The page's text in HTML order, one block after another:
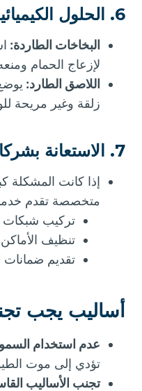
6. الحلول الكيميائية:-
البخاخات الطاردة:
لإزعاج الحمام
اللاصق الطارد:
زلقة وغير مريحة
7. الاستعانة بشركات مكافحة الطيور:-
إذا كانت المشكلة
متخصصة تقدم
تركيب شبكات
تنظيف
تقديم ضمانات
أساليب يجب
عدم استخدام
تؤدي إلى موت
تجنب الأساليب